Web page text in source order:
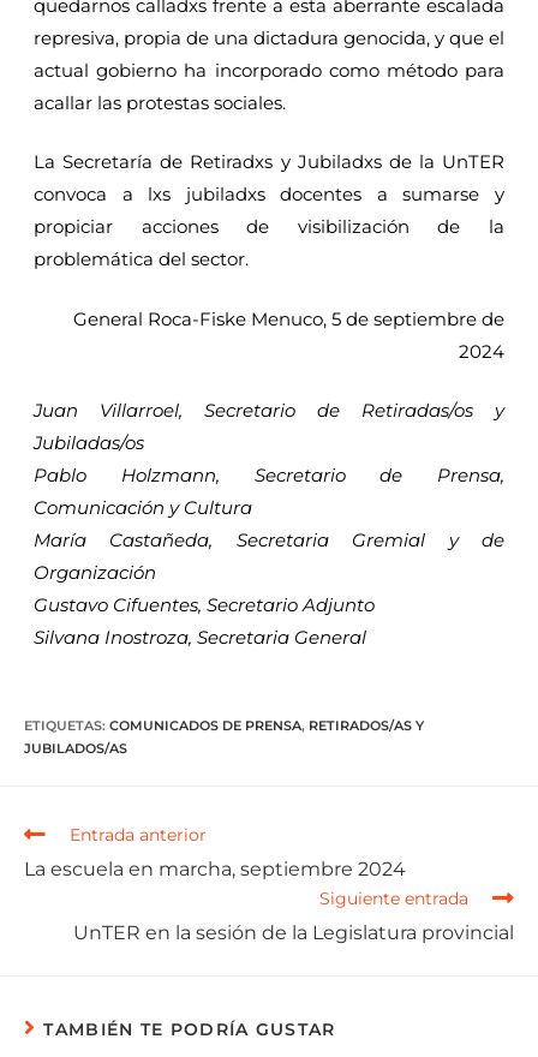
quedarnos calladxs frente a esta aberrante escalada
represiva, propia de una dictadura genocida, y que el
actual gobierno ha incorporado como método para
acallar las protestas sociales.
La Secretaría de Retiradxs y Jubiladxs de la UnTER
convoca a lxs jubiladxs docentes a sumarse y
propiciar acciones de visibilización de la
problemática del sector.
General Roca-Fiske Menuco, 5 de septiembre de
2024
Juan Villarroel, Secretario de Retiradas/os y
Jubiladas/os
Pablo Holzmann, Secretario de Prensa,
Comunicación y Cultura
María Castañeda, Secretaria Gremial y de
Organización
Gustavo Cifuentes, Secretario Adjunto
Silvana Inostroza, Secretaria General
ETIQUETAS: COMUNICADOS DE PRENSA, RETIRADOS/AS Y
JUBILADOS/AS
Entrada anterior
La escuela en marcha, septiembre 2024
Siguiente entrada
UnTER en la sesión de la Legislatura provincial
TAMBIÉN TE PODRÍA GUSTAR